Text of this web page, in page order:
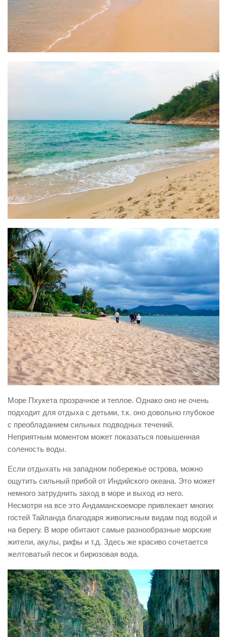
Море Пхукета прозрачное и теплое. Однако оно не очень
подходит для отдыха с детьми, т.к. оно довольно глубокое
с преобладанием сильных подводных течений.
Неприятным моментом может показаться повышенная
соленость воды.
Если отдыхать на западном побережье острова, можно
ощутить сильный прибой от Индийского океана. Это может
немного затруднить заход в море и выход из него.
Несмотря на все это Андаманскоеморе привлекает многих
гостей Тайланда благодаря живописным видам под водой и
на берегу. В море обитают самые разнообразные морские
жители, акулы, рифы и т.д. Здесь же красиво сочетается
желтоватый песок и бирюзовая вода.